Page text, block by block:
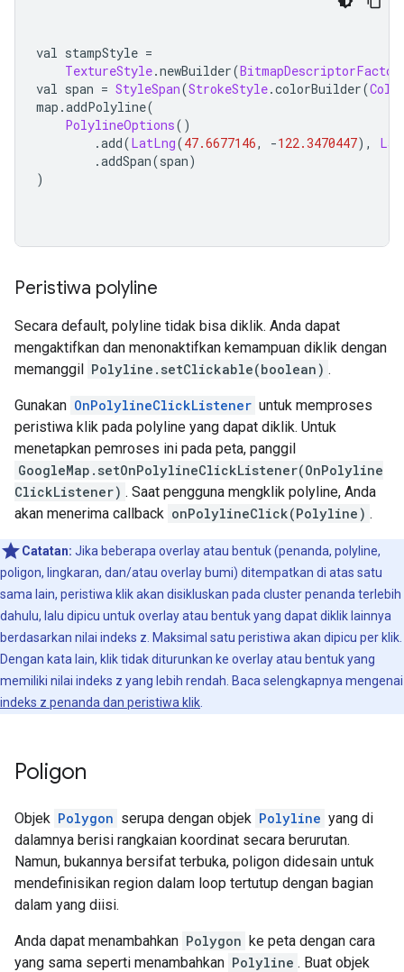
val stampStyle =
TextureStyle.newBuilder(
val span = StyleSpan(StrokeStyle.colorBuilder(
map .addPolyline(
PolylineOptions()
.add(LatLng(47.6677146, -122.3470447),
.addSpan(span)
)
Peristiwa polyline
Secara default, polyline tidak bisa diklik. Anda dapat
mengaktifkan dan menonaktifkan kemampuan diklik dengan
memanggil Polyline.setClickable(boolean) .
Gunakan OnPolylineClickListener untuk memproses
peristiwa klik pada polyline yang dapat diklik. Untuk
menetapkan pemroses ini pada peta, panggil
GoogleMap.setOnPolylineClickListener(OnPolyline
ClickListener) . Saat pengguna mengklik polyline, Anda
akan menerima callback onPolylineClick(Polyline) .
Catatan: Jika beberapa overlay atau bentuk (penanda, polyline,
poligon, lingkaran, dan/atau overlay bumi) ditempatkan di atas satu
sama lain, peristiwa klik akan disikluskan pada cluster penanda terlebih
dahulu, lalu dipicu untuk overlay atau bentuk yang dapat diklik lainnya
berdasarkan nilai indeks z. Maksimal satu peristiwa akan dipicu per klik.
Dengan kata lain, klik tidak diturunkan ke overlay atau bentuk yang
memiliki nilai indeks z yang lebih rendah. Baca selengkapnya mengenai
indeks z penanda dan peristiwa klik
Poligon
Objek Polygon serupa dengan objek Polyline yang di
dalamnya berisi rangkaian koordinat secara berurutan.
Namun, bukannya bersifat terbuka, poligon didesain untuk
mendefinisikan region dalam loop tertutup dengan bagian
dalam yang diisi.
Anda dapat menambahkan Polygon ke peta dengan cara
yang sama seperti menambahkan Polyline . Buat objek